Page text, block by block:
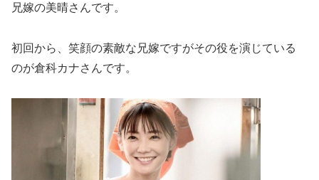
兄嫁の美晴さんです。
初回から、笑顔の素敵な兄嫁ですがその役を演じている
のが倉科カナさんです。